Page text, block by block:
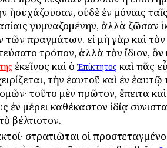
ἡσυχάζουσαν, οὐδὲ ἐν μόναις
γυμναζομένην, ἀλλὰ ζῶσαν
τῶν πραγμάτων. εἰ μὴ γὰρ καὶ τὸν
τρόπον, ἀλλὰ τὸν ἴδιον, ὃν
ἐκεῖνος καὶ ὁ Ἐπίκτητος καὶ πᾶς
τὴν ἑαυτοῦ καὶ ἐν ἑαυτῷ
τοῦτο μὲν πρῶτον, ἔπειτα
ἐν μέρει καθέκαστον ἰδίᾳ
βέλτιστον.
στρατιῶται οἱ